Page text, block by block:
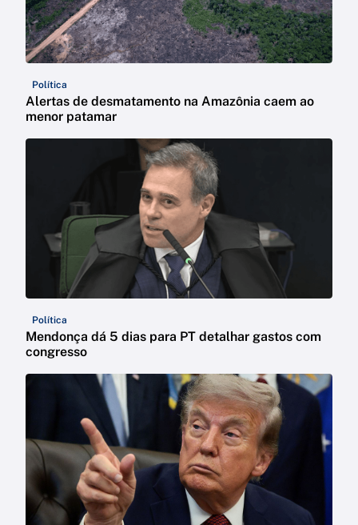
Política
Alertas de desmatamento na Amazônia caem ao
menor patamar
Política
Mendonça dá 5 dias para PT detalhar gastos com
congresso